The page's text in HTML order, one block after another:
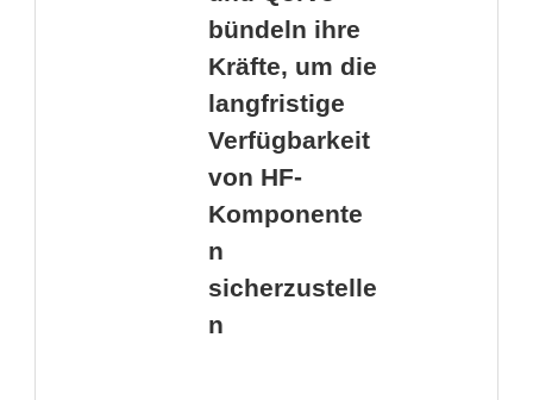
bündeln ihre
Kräfte, um die
langfristige
Verfügbarkeit
von HF-
Komponente
n
sicherzustelle
n